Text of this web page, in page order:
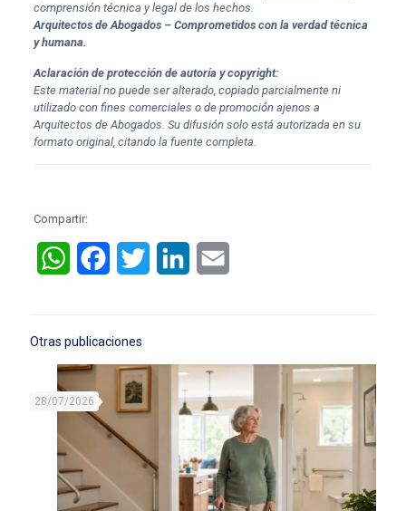
comprensión técnica y legal de los hechos.
Arquitectos de Abogados – Comprometidos con la verdad técnica
y humana.
Aclaración de protección de autoría y copyright:
Este material no puede ser alterado, copiado parcialmente ni
utilizado con fines comerciales o de promoción ajenos a
Arquitectos de Abogados. Su difusión solo está autorizada en su
formato original, citando la fuente completa.
Compartir:
WhatsAppFacebookTwitter LinkedIn
Otras publicaciones
28/07/2026